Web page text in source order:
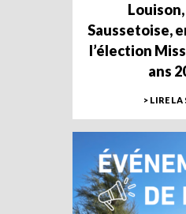
Saussetoise,
l’élection
ans
> LIRE LA